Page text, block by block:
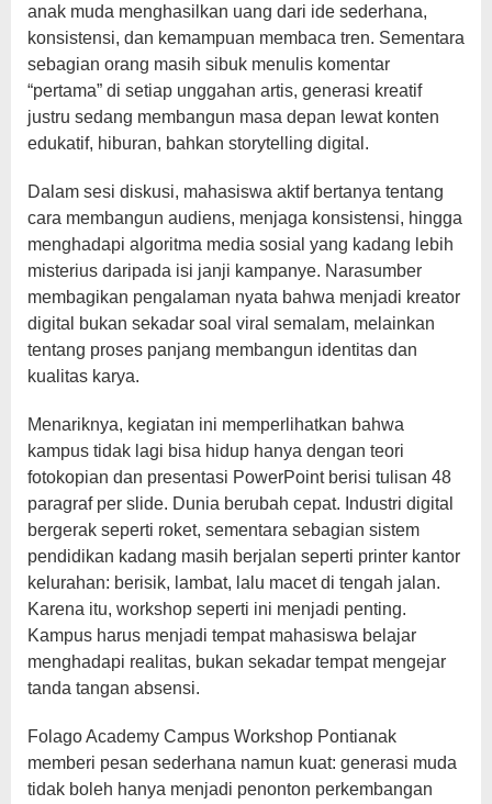
anak muda menghasilkan uang dari ide sederhana,
konsistensi, dan kemampuan membaca tren. Sementara
sebagian orang masih sibuk menulis komentar
“pertama” di setiap unggahan artis, generasi kreatif
justru sedang membangun masa depan lewat konten
edukatif, hiburan, bahkan storytelling digital.
Dalam sesi diskusi, mahasiswa aktif bertanya tentang
cara membangun audiens, menjaga konsistensi, hingga
menghadapi algoritma media sosial yang kadang lebih
misterius daripada isi janji kampanye. Narasumber
membagikan pengalaman nyata bahwa menjadi kreator
digital bukan sekadar soal viral semalam, melainkan
tentang proses panjang membangun identitas dan
kualitas karya.
Menariknya, kegiatan ini memperlihatkan bahwa
kampus tidak lagi bisa hidup hanya dengan teori
fotokopian dan presentasi PowerPoint berisi tulisan 48
paragraf per slide. Dunia berubah cepat. Industri digital
bergerak seperti roket, sementara sebagian sistem
pendidikan kadang masih berjalan seperti printer kantor
kelurahan: berisik, lambat, lalu macet di tengah jalan.
Karena itu, workshop seperti ini menjadi penting.
Kampus harus menjadi tempat mahasiswa belajar
menghadapi realitas, bukan sekadar tempat mengejar
tanda tangan absensi.
Folago Academy Campus Workshop Pontianak
memberi pesan sederhana namun kuat: generasi muda
tidak boleh hanya menjadi penonton perkembangan